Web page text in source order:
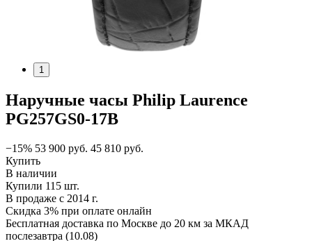
1
Наручные часы Philip Laurence
PG257GS0-17B
−15% 53 900 руб. 45 810 руб.
Купить
В наличии
Купили 115 шт.
В продаже с 2014 г.
Скидка 3% при оплате онлайн
Бесплатная доставка по Москве до 20 км за МКАД
послезавтра (10.08)